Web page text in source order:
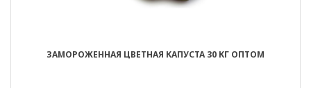
ЗАМОРОЖЕННАЯ ЦВЕТНАЯ КАПУСТА 30 КГ ОПТОМ